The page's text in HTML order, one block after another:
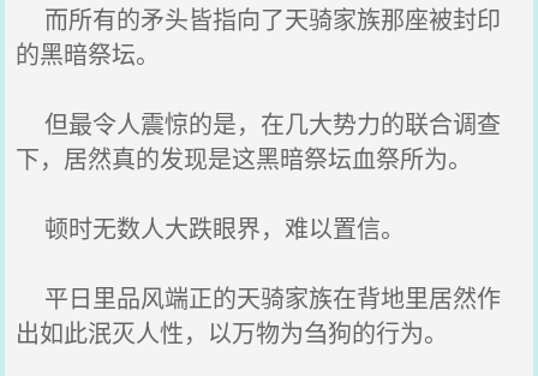
而所有的矛头皆指向了天骑家族那座被封印
的黑暗祭坛。
但最令人震惊的是，在几大势力的联合调查
下，居然真的发现是这黑暗祭坛血祭所为。
顿时无数人大跌眼界，难以置信。
平日里品风端正的天骑家族在背地里居然作
出如此泯灭人性，以万物为刍狗的行为。